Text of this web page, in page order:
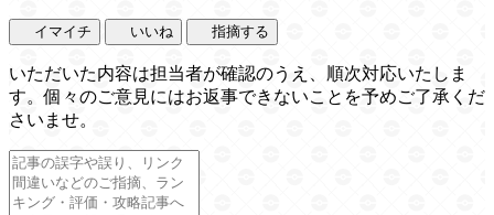
イマイチ いいね 指摘する
いただいた内容は担当者が確認のうえ、順次対応いたしま
す。個々のご意見にはお返事できないことを予めご了承くだ
さいませ。